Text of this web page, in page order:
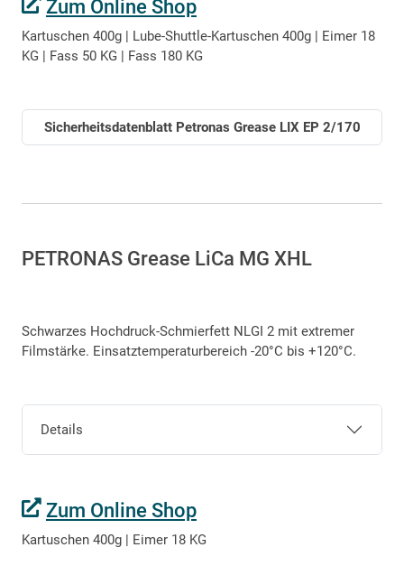
Zum Online Shop
Kartuschen 400g | Lube-Shuttle-Kartuschen 400g | Eimer 18
KG | Fass 50 KG | Fass 180 KG
Sicherheitsdatenblatt Petronas Grease LIX EP 2/170
PETRONAS Grease LiCa MG XHL
Schwarzes Hochdruck-Schmierfett NLGI 2 mit extremer
Filmstärke. Einsatztemperaturbereich -20°C bis +120°C.
Details
Zum Online Shop
Kartuschen 400g | Eimer 18 KG